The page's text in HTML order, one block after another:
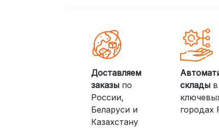
Доставляем
заказыпо
России,
Беларуси и
Казахстану
склады в
городах